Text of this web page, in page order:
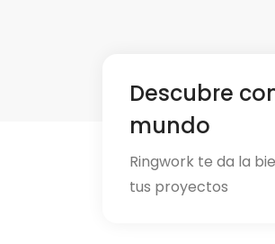
Descubre
mundo
Ringwork te da la
tus proyectos